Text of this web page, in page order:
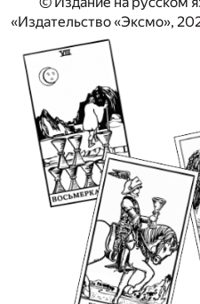
«Издательство «Эксмо»,